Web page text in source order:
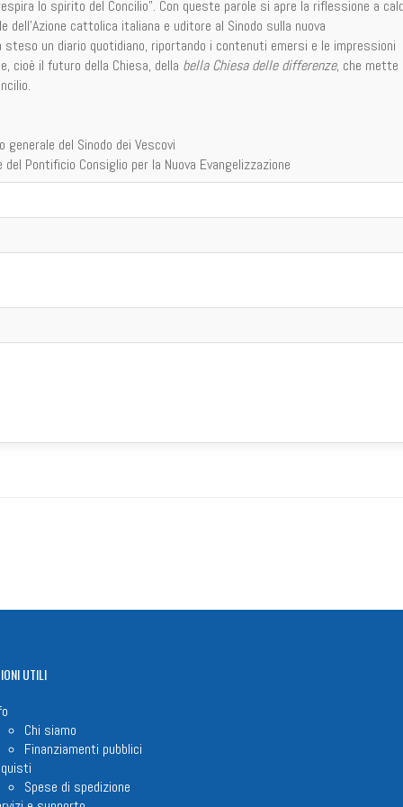
lo spirito del Concilio". Con queste parole si apre la riflessione a
dell'Azione cattolica italiana e uditore al Sinodo sulla nuova
steso un diario quotidiano, riportando i contenuti emersi e le impressioni
cioè il futuro della Chiesa, della bella Chiesa delle differenze, che mette
generale del Sinodo dei Vescovi
del Pontificio Consiglio per la Nuova Evangelizzazione
UTILI
Chi siamo
Finanziamenti pubblici
Spese di spedizione